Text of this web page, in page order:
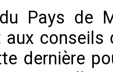
Pays de
conseils
dernière